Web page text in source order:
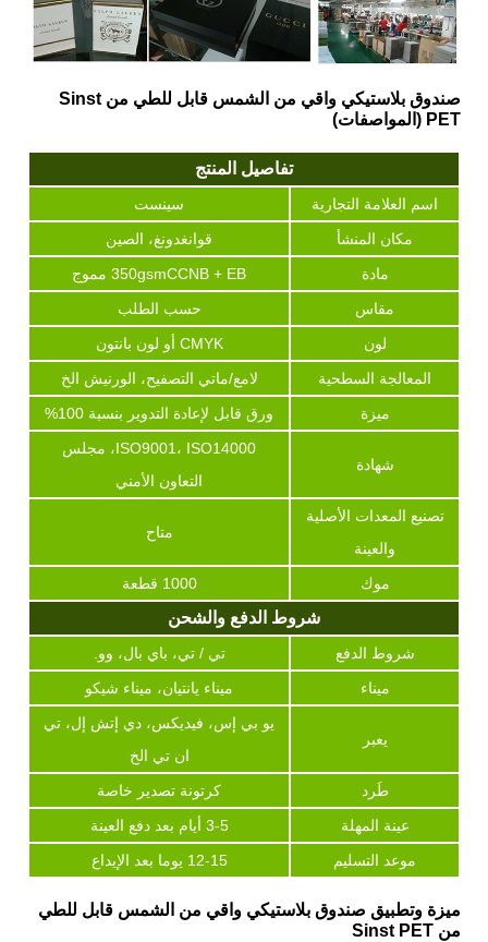
صندوق بلاستيكي واقي من الشمس قابل للطي من Sinst
PET (المواصفات)
تفاصيل المنتج
اسم العلامة التجارية
سينست
مكان المنشأ
قوانغدونغ، الصين
مادة
350gsmCCNB + EB مموج
مقاس
حسب الطلب
لون
CMYK أو لون بانتون
المعالجة السطحية
لامع/ماتي التصفيح، الورنيش الخ
ميزة
ورق قابل لإعادة التدوير بنسبة 100%
شهادة
ISO9001، ISO14000، مجلس
التعاون الأمني
تصنيع المعدات الأصلية
والعينة
متاح
موك 1000 قطعة
شروط الدفع والشحن
شروط الدفع
تي / تي، باي بال، وو.
ميناء
ميناء يانتيان، ميناء شيكو
يعبر
يو بي إس، فيديكس، دي إتش إل، تي
ان تي الخ
طَرد
كرتونة تصدير خاصة
عينة المهلة
3-5 أيام بعد دفع العينة
موعد التسليم
12-15 يوما بعد الإيداع
ميزة وتطبيق صندوق بلاستيكي واقي من الشمس قابل للطي
من Sinst PET